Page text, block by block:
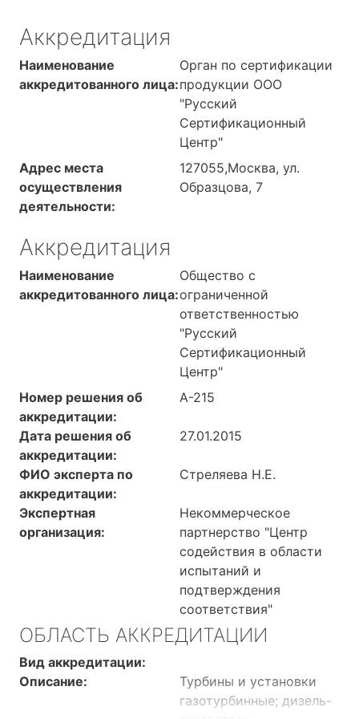
строительных смесей;
Машины кузнечно-
прессовые; Машины
сельскохозяйственные;
Механические тягово-
сцепные устройства;
Оборудование гаражное
для автотранспортных
Оборудование для
промышленности
строительных
материалов;
Оборудование и машины
строительные;
нефтепромысловое,
геологоразведочное;
подъемно-
грузоподъемные;
Оборудование
технологическое для
лесозаготовки,
лесобирж и лесосплава;
Оборудование
технологическое для
производства;
Оборудование
технологическое для
8421000000,
8422000000,
8425000000,
8426000000,
8427000000,
8428000000,
8429000000,
8434000000,
8436000000,
8437000000,
8438000000,
8439000000,
8441000000,
8452000000,
8458000000,
8461000000,
8463000000,
8464000000,
8465000000,
8467000000,
8474000000,
8479000000,
8502000000,
8514000000,
8700000000,
8701000000,
Аккредитация
Наименование
аккредитованного лица:
Орган по сертификации
продукции ООО
"Русский
Сертификационный
Центр"
Адрес места
осуществления
деятельности:
127055,Москва, ул.
Образцова, 7
Аккредитация
Наименование
аккредитованного лица:
Общество с
ограниченной
ответственностью
"Русский
Сертификационный
Центр"
Номер решения об
аккредитации:
А-215
Дата решения об
аккредитации:
27.01.2015
ФИО эксперта по
аккредитации:
Стреляева Н.Е.
Экспертная
организация:
Некоммерческое
партнерство "Центр
содействия в области
испытаний и
подтверждения
соответствия"
ОБЛАСТЬ АККРЕДИТАЦИИ
Вид аккредитации:
Описание:
Турбины и установки
газотурбинные; дизель-